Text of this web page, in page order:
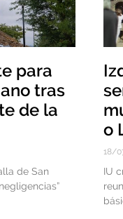
para
tras
de la
de San
o
18/
IU